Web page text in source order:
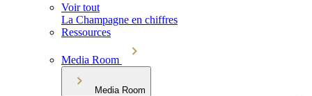
Voir tout
La Champagne en chiffres
Ressources
Media Room
Media Room